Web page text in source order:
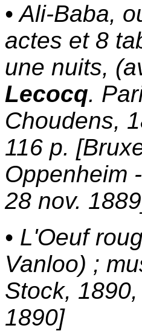
• Ali-Baba,
actes et 8
une nuits,
Lecocq.
Choudens,
116 p.
Oppenheim
28 nov.
• L'Oeuf
Vanloo) ;
Stock,
1890]